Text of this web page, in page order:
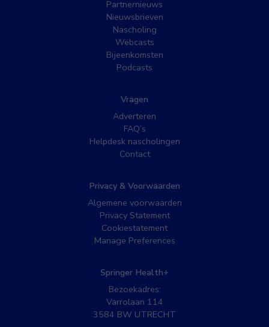
Partnernieuws
Nieuwsbrieven
Nascholing
Webcasts
Bijeenkomsten
Podcasts
Vragen
Adverteren
FAQ’s
Helpdesk nascholingen
Contact
Privacy & Voorwaarden
Algemene voorwaarden
Privacy Statement
Cookiestatement
Manage Preferences
Springer Health+
Bezoekadres:
Varrolaan 114
3584 BW UTRECHT